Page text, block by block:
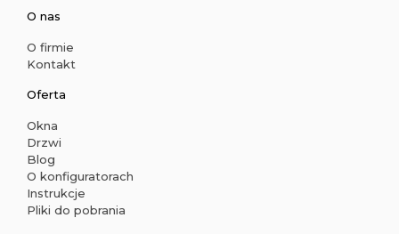
O nas
O firmie
Kontakt
Oferta
Okna
Drzwi
Blog
O konfiguratorach
Instrukcje
Pliki do pobrania